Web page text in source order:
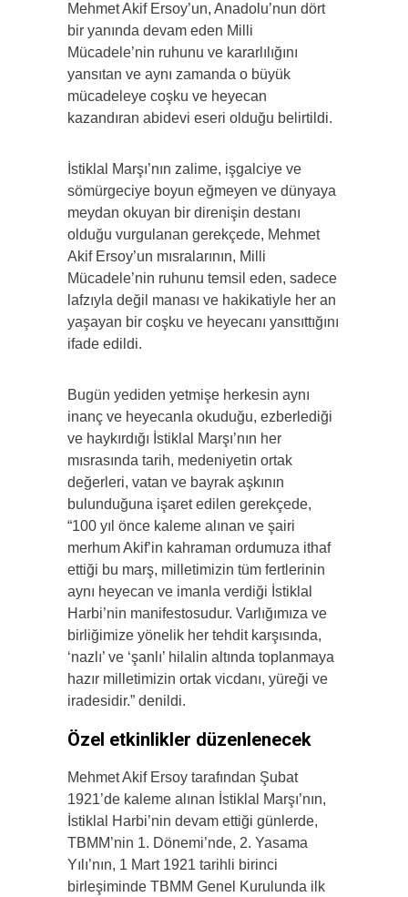
Mehmet Akif Ersoy’un, Anadolu’nun dört
bir yanında devam eden Milli
Mücadele’nin ruhunu ve kararlılığını
yansıtan ve aynı zamanda o büyük
mücadeleye coşku ve heyecan
kazandıran abidevi eseri olduğu belirtildi.
İstiklal Marşı’nın zalime, işgalciye ve
sömürgeciye boyun eğmeyen ve dünyaya
meydan okuyan bir direnişin destanı
olduğu vurgulanan gerekçede, Mehmet
Akif Ersoy’un mısralarının, Milli
Mücadele’nin ruhunu temsil eden, sadece
lafzıyla değil manası ve hakikatiyle her an
yaşayan bir coşku ve heyecanı yansıttığını
ifade edildi.
Bugün yediden yetmişe herkesin aynı
inanç ve heyecanla okuduğu, ezberlediği
ve haykırdığı İstiklal Marşı’nın her
mısrasında tarih, medeniyetin ortak
değerleri, vatan ve bayrak aşkının
bulunduğuna işaret edilen gerekçede,
“100 yıl önce kaleme alınan ve şairi
merhum Akif’in kahraman ordumuza ithaf
ettiği bu marş, milletimizin tüm fertlerinin
aynı heyecan ve imanla verdiği İstiklal
Harbi’nin manifestosudur. Varlığımıza ve
birliğimize yönelik her tehdit karşısında,
‘nazlı’ ve ‘şanlı’ hilalin altında toplanmaya
hazır milletimizin ortak vicdanı, yüreği ve
iradesidir.” denildi.
Özel etkinlikler düzenlenecek
Mehmet Akif Ersoy tarafından Şubat
1921’de kaleme alınan İstiklal Marşı’nın,
İstiklal Harbi’nin devam ettiği günlerde,
TBMM’nin 1. Dönemi’nde, 2. Yasama
Yılı’nın, 1 Mart 1921 tarihli birinci
birleşiminde TBMM Genel Kurulunda ilk